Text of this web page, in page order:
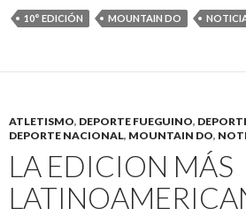
10° EDICIÓN MOUNTAIN DO
ATLETISMO, DEPORTE FUEGUINO,
DEPORTE NACIONAL, MOUNTAIN DO,
LA EDICION MÁS